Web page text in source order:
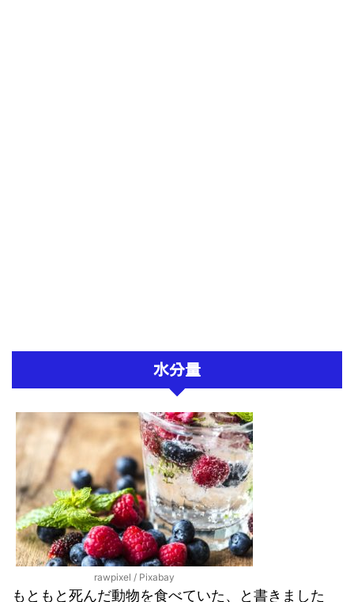
水分量
rawpixel / Pixabay
もともと死んだ動物を食べていた、と書きました